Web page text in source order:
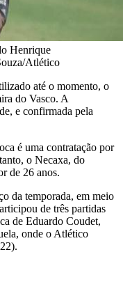
Henrique
Atlético
até o momento, o
do Vasco. A
e confirmada pela
é uma contratação por
o Necaxa, do
de 26 anos.
da temporada, em meio
de três partidas
de Eduardo Coudet,
onde o Atlético